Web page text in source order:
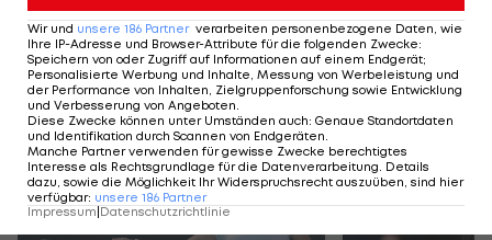
Sport-Mix
Mehr zum Thema
Wir und unsere 186 Partner verarbeiten personenbezogene Daten, wie
Ihre IP-Adresse und Browser-Attribute für die folgenden Zwecke:
Speichern von oder Zugriff auf Informationen auf einem Endgerät;
Personalisierte Werbung und Inhalte, Messung von Werbeleistung und
der Performance von Inhalten, Zielgruppenforschung sowie Entwicklung
und Verbesserung von Angeboten
Diese Zwecke können unter Umständen auch: Genaue Standortdaten
und Identifikation durch Scannen von Endgeräten
Manche Partner verwenden für gewisse Zwecke berechtigtes
Interesse als Rechtsgrundlage für die Datenverarbeitung. Details
dazu, sowie die Möglichkeit Ihr Widerspruchsrecht auszuüben, sind hier
verfügbar: unsere 186 Partner
Impressum|Datenschutzrichtlinie